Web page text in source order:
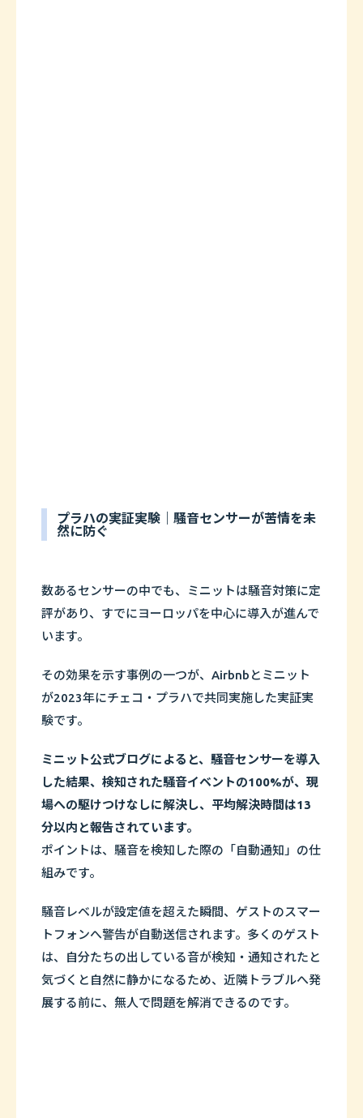
プラハの実証実験｜騒音センサーが苦情を未
然に防ぐ
数あるセンサーの中でも、ミニットは騒音対策に定
評があり、すでにヨーロッパを中心に導入が進んで
います。
その効果を示す事例の一つが、Airbnbとミニット
が2023年にチェコ・プラハで共同実施した実証実
験です。
ミニット公式ブログによると、騒音センサーを導入
した結果、検知された騒音イベントの100%が、現
場への駆けつけなしに解決し、平均解決時間は13
分以内と報告されています。
ポイントは、騒音を検知した際の「自動通知」の仕
組みです。
騒音レベルが設定値を超えた瞬間、ゲストのスマー
トフォンへ警告が自動送信されます。多くのゲスト
は、自分たちの出している音が検知・通知されたと
気づくと自然に静かになるため、近隣トラブルへ発
展する前に、無人で問題を解消できるのです。